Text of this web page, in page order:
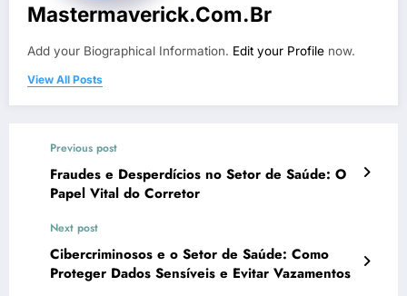
Mastermaverick.com.br
Add your Biographical Information. Edit your Profile now.
View All Posts
Previous post
Fraudes e Desperdícios no Setor de Saúde: O
Papel Vital do Corretor
Next post
Cibercriminosos e o Setor de Saúde: Como
Proteger Dados Sensíveis e Evitar Vazamentos